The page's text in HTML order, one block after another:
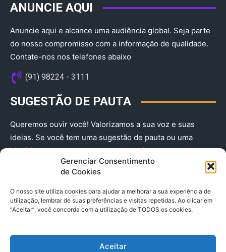
Gerenciar Consentimento
de Cookies
O nosso site utiliza cookies para ajudar a melhorar a sua experiência de
utilização, lembrar de suas preferências e visitas repetidas. Ao clicar em
“Aceitar”, você concorda com a utilização de TODOS os cookies.
Aceitar
ANUNCIE AQUI
Anuncie aqui e alcance uma audiência global. Seja parte
do nosso compromisso com a informação de qualidade.
Contate-nos nos telefones abaixo
(91) 98224 - 3111
SUGESTÃO DE PAUTA
Queremos ouvir você! Valorizamos a sua voz e suas
ideias. Se você tem uma sugestão de pauta ou uma
história que merece ser contada, envie-nos agora!
(91) 98224 - 3111